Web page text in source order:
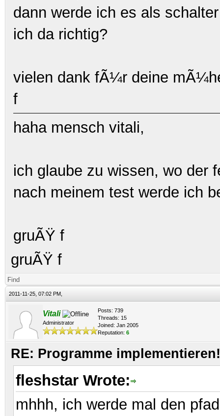
dann werde ich es als
ich da richtig?
vielen dank fÃ¼r deine
f
haha mensch vitali,
ich glaube zu wissen, wo der
nach meinem test werde ich
gruÃŸ f
gruÃŸ f
Find
2011-11-25, 07:02 PM,
Vitali
Administrator
Posts: 739
Threads: 15
Joined: Jan 2005
Reputation: 6
RE: Programme
fleshstar Wrote:
mhhh, ich werde mal den